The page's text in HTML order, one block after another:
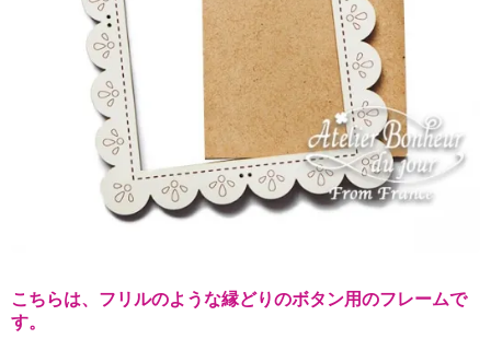
こちらは、フリルのような縁どりのボタン用のフレームで
す。